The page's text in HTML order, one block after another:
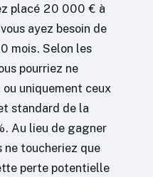
placé 20 000 € à
ayez besoin de
mois. Selon les
pourriez ne
uniquement ceux
standard de la
Au lieu de gagner
toucheriez que
perte potentielle